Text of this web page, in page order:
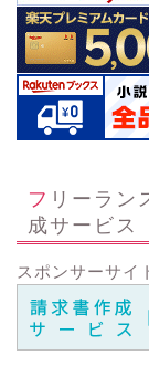
フリーランスmoniが愛用している請求書作
成サービス
スポンサーサイ